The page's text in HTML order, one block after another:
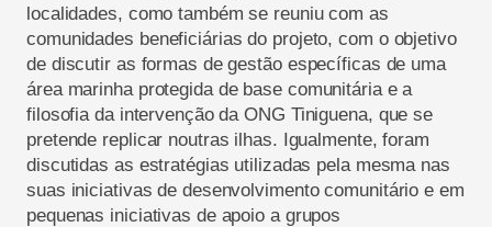
localidades, como também se reuniu com as
comunidades beneficiárias do projeto, com o objetivo
de discutir as formas de gestão específicas de uma
área marinha protegida de base comunitária e a
filosofia da intervenção da ONG Tiniguena, que se
pretende replicar noutras ilhas. Igualmente, foram
discutidas as estratégias utilizadas pela mesma nas
suas iniciativas de desenvolvimento comunitário e em
pequenas iniciativas de apoio a grupos